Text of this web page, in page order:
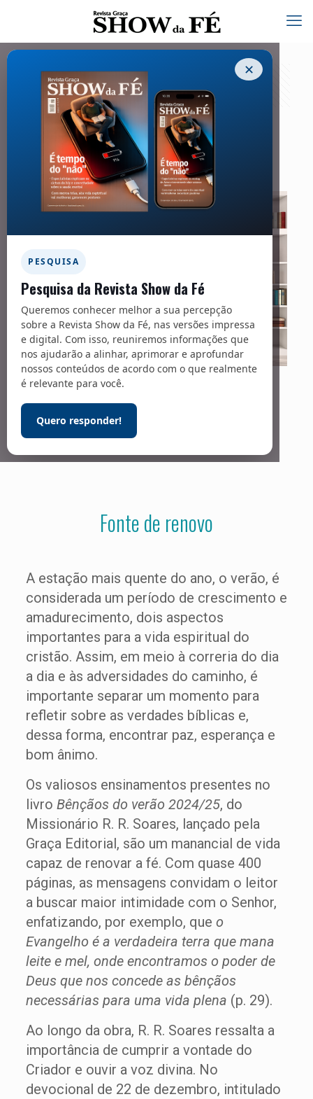
✕
PESQUISA
Pesquisa da Revista Show da Fé
Queremos conhecer melhor a sua percepção
sobre a Revista Show da Fé, nas versões impressa
e digital. Com isso, reuniremos informações que
nos ajudarão a alinhar, aprimorar e aprofundar
nossos conteúdos de acordo com o que realmente
é relevante para você.
Quero responder!
Na prateleira – 305
15/12/2024
Email
Fonte de renovo
A estação mais quente do ano, o verão, é
considerada um período de crescimento e
amadurecimento, dois aspectos
importantes para a vida espiritual do
cristão. Assim, em meio à correria do dia
a dia e às adversidades do caminho, é
importante separar um momento para
refletir sobre as verdades bíblicas e,
dessa forma, encontrar paz, esperança e
bom ânimo.
Os valiosos ensinamentos presentes no
livro Bênçãos do verão 2024/25, do
Missionário R. R. Soares, lançado pela
Graça Editorial, são um manancial de vida
capaz de renovar a fé. Com quase 400
páginas, as mensagens convidam o leitor
a buscar maior intimidade com o Senhor,
enfatizando, por exemplo, que o
Evangelho é a verdadeira terra que mana
leite e mel, onde encontramos o poder de
Deus que nos concede as bênçãos
necessárias para uma vida plena (p. 29).
Ao longo da obra, R. R. Soares ressalta a
importância de cumprir a vontade do
Criador e ouvir a voz divina. No
devocional de 22 de dezembro, intitulado